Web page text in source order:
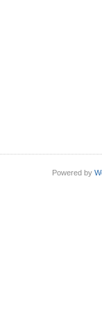
Powered by